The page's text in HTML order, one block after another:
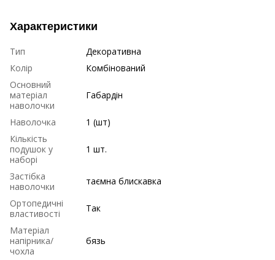
Характеристики
Тип
Декоративна
Колір
Комбінований
Основний
матеріал
наволочки
Габардін
Наволочка
1 (шт)
Кількість
подушок у
наборі
1 шт.
Застібка
наволочки
таємна блискавка
Ортопедичні
властивості
Так
Матеріал
напірника/
чохла
бязь